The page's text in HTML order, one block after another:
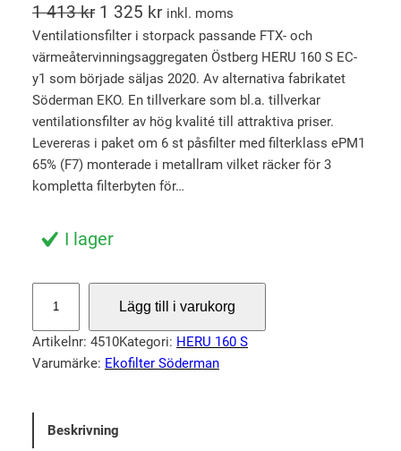
Betygsatt
5.00av 5
baserat på
1
kundrecen
sion
1 413kr D
e
t
u
r
s
p
r
n
l
g
a
i
1 325 krD
e
t
n
u
v
a
r
e
p
r
i
inkl. moms
Ventilationsfilter i storpack passande FTX- och
värmeåtervinningsaggregaten Östberg HERU 160 S EC-
y1 som började säljas 2020. Av alternativa fabrikatet
Söderman EKO. En tillverkare som bl.a. tillverkar
ventilationsfilter av hög kvalité till attraktiva priser.
Levereras i paket om 6 st påsfilter med filterklass ePM1
65% (F7) monterade i metallram vilket räcker för 3
kompletta filterbyten för…
I lager
o
r
Lägg till i varukorg
Artikelnr: 4510Kategori: HERU 160 S
Varumärke: Ekofilter Söderman
Beskrivning